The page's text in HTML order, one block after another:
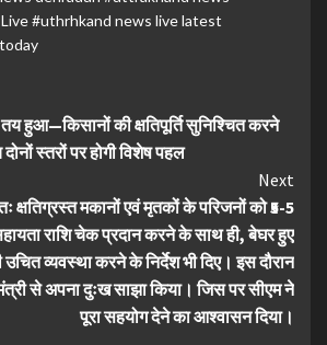
#uthrhkand news live latest
हुआ—किसानों की क्षतिपूर्ति सुनिश्चित करने
स्तरों पर होगी विशेष पहल
Next
क्षतिग्रस्त मकानों एवं मृतकों के परिजनों को ₹5-5
राशि चेक प्रदान करने के साथ ही, बेघर हुए
उचित व्यवस्था करने के निर्देश भी दिए। इस दौरान
से अपना दुःख साझा किया। जिस पर सीएम ने
पूरा सहयोग देने का आश्वासन दिया।